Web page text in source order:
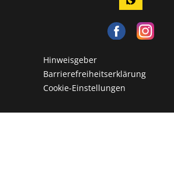
Hinweisgeber
Barrierefreiheitserklärung
Cookie-Einstellungen